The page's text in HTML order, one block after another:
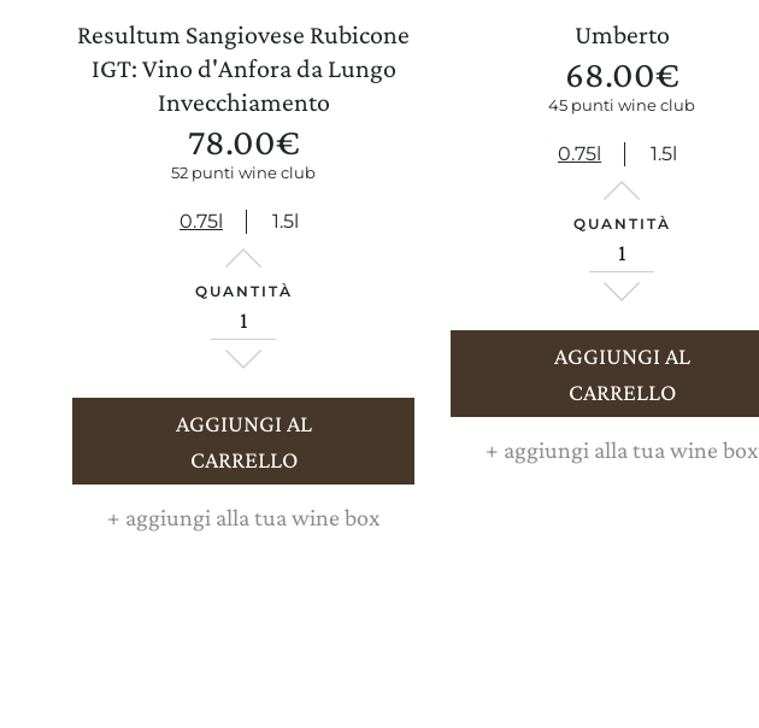
Resultum Sangiovese Rubicone
IGT: Vino d'Anfora da Lungo
Invecchiamento
78.00€
52 punti wine club
0.75l 1.5l
QUANTITÀ
AGGIUNGI AL
CARRELLO
+ aggiungi alla tua wine box
Umberto
68.00€
45 punti wine club
0.75l 1.5l
QUANTITÀ
AGGIUNGI AL
CARRELLO
+ aggiungi alla tua wine box